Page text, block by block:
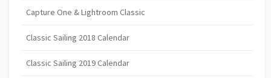
Capture One & Lightroom Classic
Classic Sailing 2018 Calendar
Classic Sailing 2019 Calendar